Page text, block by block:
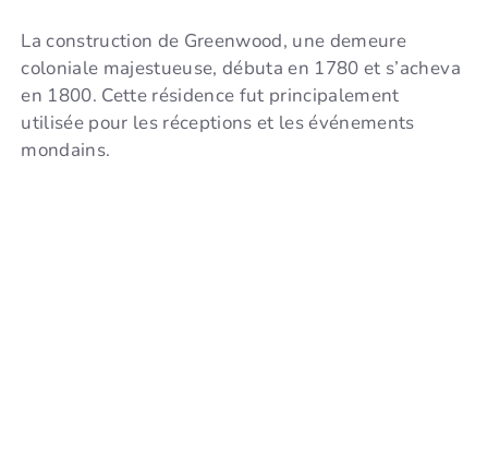
La construction de Greenwood, une demeure
coloniale majestueuse, débuta en 1780 et s’acheva
en 1800. Cette résidence fut principalement
utilisée pour les réceptions et les événements
mondains.